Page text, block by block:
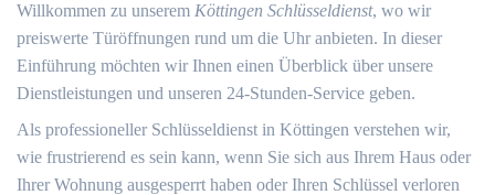
Willkommen zu unserem Köttingen Schlüsseldienst, wo wir
preiswerte Türöffnungen rund um die Uhr anbieten. In dieser
Einführung möchten wir Ihnen einen Überblick über unsere
Dienstleistungen und unseren 24-Stunden-Service geben.
Als professioneller Schlüsseldienst in Köttingen verstehen wir,
wie frustrierend es sein kann, wenn Sie sich aus Ihrem Haus oder
Ihrer Wohnung ausgesperrt haben oder Ihren Schlüssel verloren